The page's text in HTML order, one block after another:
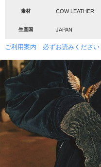
素材 COW LEATHER
生産国 JAPAN
ご利用案内 必ずお読みください